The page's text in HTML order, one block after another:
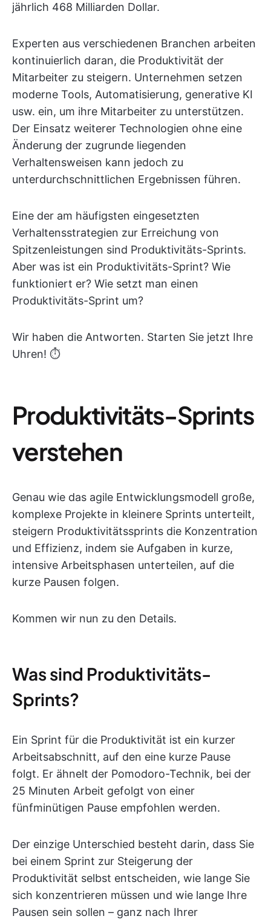
jährlich 468 Milliarden Dollar.
Experten aus verschiedenen Branchen arbeiten
kontinuierlich daran, die Produktivität der
Mitarbeiter zu steigern. Unternehmen setzen
moderne Tools, Automatisierung, generative KI
usw. ein, um ihre Mitarbeiter zu unterstützen.
Der Einsatz weiterer Technologien ohne eine
Änderung der zugrunde liegenden
Verhaltensweisen kann jedoch zu
unterdurchschnittlichen Ergebnissen führen.
Eine der am häufigsten eingesetzten
Verhaltensstrategien zur Erreichung von
Spitzenleistungen sind Produktivitäts-Sprints.
Aber was ist ein Produktivitäts-Sprint? Wie
funktioniert er? Wie setzt man einen
Produktivitäts-Sprint um?
Wir haben die Antworten. Starten Sie jetzt Ihre
Uhren! ⏱️
Produktivitäts-Sprints
verstehen
Genau wie das agile Entwicklungsmodell große,
komplexe Projekte in kleinere Sprints unterteilt,
steigern Produktivitätssprints die Konzentration
und Effizienz, indem sie Aufgaben in kurze,
intensive Arbeitsphasen unterteilen, auf die
kurze Pausen folgen.
Kommen wir nun zu den Details.
Was sind Produktivitäts-
Sprints?
Ein Sprint für die Produktivität ist ein kurzer
Arbeitsabschnitt, auf den eine kurze Pause
folgt. Er ähnelt der Pomodoro-Technik, bei der
25 Minuten Arbeit gefolgt von einer
fünfminütigen Pause empfohlen werden.
Der einzige Unterschied besteht darin, dass Sie
bei einem Sprint zur Steigerung der
Produktivität selbst entscheiden, wie lange Sie
sich konzentrieren müssen und wie lange Ihre
Pausen sein sollen – ganz nach Ihrer